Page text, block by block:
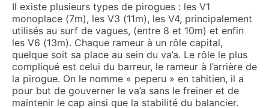
Il existe plusieurs types de pirogues : les V1
monoplace (7m), les V3 (11m), les V4, principalement
utilisés au surf de vagues, (entre 8 et 10m) et enfin
les V6 (13m). Chaque rameur à un rôle capital,
quelque soit sa place au sein du va’a. Le rôle le plus
compliqué est celui du barreur, le rameur à l’arrière de
la pirogue. On le nomme « peperu » en tahitien, il a
pour but de gouverner le va’a sans le freiner et de
maintenir le cap ainsi que la stabilité du balancier.